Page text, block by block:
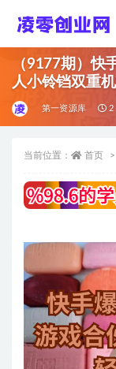
（9177期）快
人小铃铛双重
第一资源库 2
当前位置： 首页